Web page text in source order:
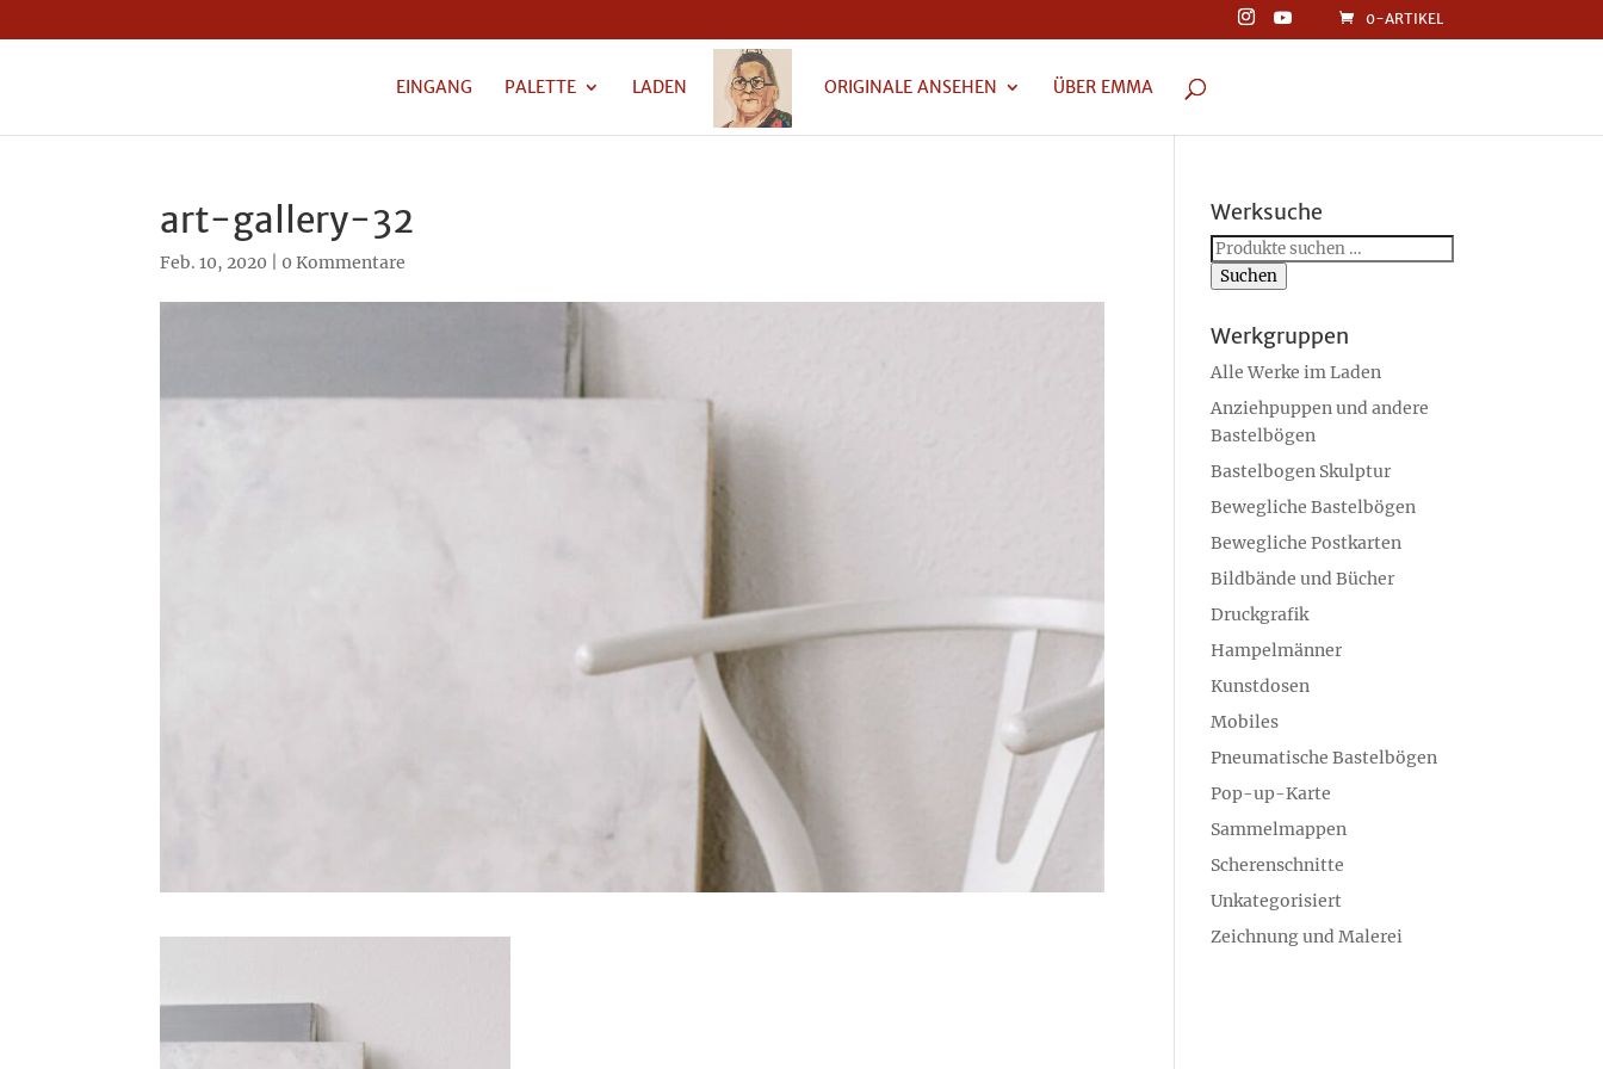
0-ARTIKEL
EINGANG PALETTE LADEN ORIGINALE ANSEHEN ÜBER EMMA
art-gallery-32
Feb. 10, 2020 0 Kommentare
Werksuche
Suchen
nach:
Suchen
Werkgruppen
Alle Werke im Laden
Anziehpuppen und andere
Bastelbögen
Bastelbogen Skulptur
Bewegliche Bastelbögen
Bewegliche Postkarten
Bildbände und Bücher
Druckgrafik
Hampelmänner
Kunstdosen
Mobiles
Pneumatische Bastelbögen
Pop-up-Karte
Sammelmappen
Scherenschnitte
Unkategorisiert
Zeichnung und Malerei